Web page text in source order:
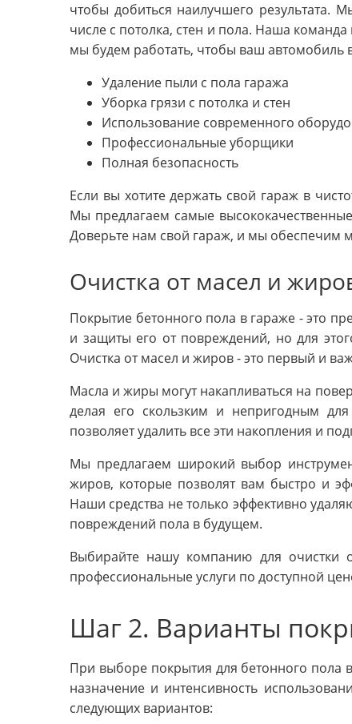
чтобы добиться наилучшего результата.
числе с потолка, стен и пола. Наша
мы будем работать, чтобы ваш автомобиль
Удаление пыли с пола гаража
Уборка грязи с потолка и стен
Использование современного
Профессиональные уборщики
Полная безопасность
Если вы хотите держать свой гараж в
Мы предлагаем самые
Доверьте нам свой гараж, и мы обеспечим
Очистка от масел и
Покрытие бетонного пола в гараже - это
и защиты его от повреждений, но для
Очистка от масел и жиров - это первый и
Масла и жиры могут накапливаться на
делая его скользким и непригодным
позволяет удалить все эти накопления и
Мы предлагаем широкий выбор
жиров, которые позволят вам быстро и
Наши средства не только эффективно
повреждений пола в будущем.
Выбирайте нашу компанию для очистки
профессиональные услуги по доступной
Шаг 2. Варианты
При выборе покрытия для бетонного пола
назначение и интенсивность
следующих вариантов: